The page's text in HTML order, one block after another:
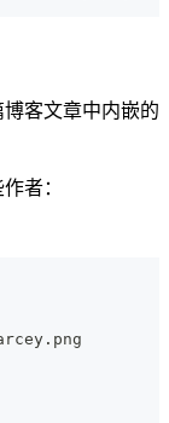
客文章中内嵌的
者：